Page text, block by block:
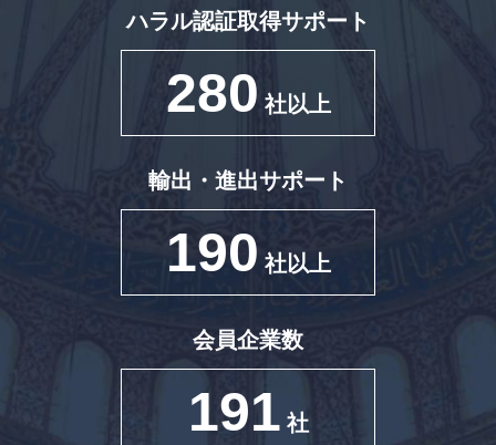
ハラル認証取得サポート
280 社以上
輸出・進出サポート
190 社以上
会員企業数
191 社